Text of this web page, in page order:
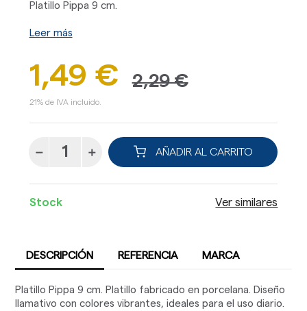
Platillo Pippa 9 cm.
Leer más
1,49 € 2,29 €
21% de IVA incluido.
AÑADIR AL CARRITO
Stock Ver similares
DESCRIPCIÓN REFERENCIA MARCA
Platillo Pippa 9 cm. Platillo fabricado en porcelana. Diseño
llamativo con colores vibrantes, ideales para el uso diario.